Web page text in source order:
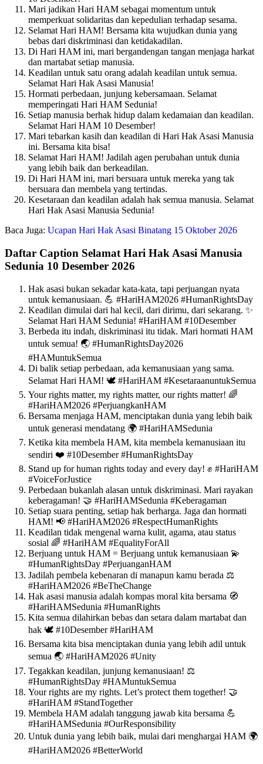
Mari jadikan Hari HAM sebagai momentum untuk
memperkuat solidaritas dan kepedulian terhadap sesama.
Selamat Hari HAM! Bersama kita wujudkan dunia yang
bebas dari diskriminasi dan ketidakadilan.
Di Hari HAM ini, mari bergandengan tangan menjaga harkat
dan martabat setiap manusia.
Keadilan untuk satu orang adalah keadilan untuk semua.
Selamat Hari Hak Asasi Manusia!
Hormati perbedaan, junjung kebersamaan. Selamat
memperingati Hari HAM Sedunia!
Setiap manusia berhak hidup dalam kedamaian dan keadilan.
Selamat Hari HAM 10 Desember!
Mari tebarkan kasih dan keadilan di Hari Hak Asasi Manusia
ini. Bersama kita bisa!
Selamat Hari HAM! Jadilah agen perubahan untuk dunia
yang lebih baik dan berkeadilan.
Di Hari HAM ini, mari bersuara untuk mereka yang tak
bersuara dan membela yang tertindas.
Kesetaraan dan keadilan adalah hak semua manusia. Selamat
Hari Hak Asasi Manusia Sedunia!
Baca Juga: Ucapan Hari Hak Asasi Binatang 15 Oktober 2026
Daftar Caption Selamat Hari Hak Asasi Manusia
Sedunia 10 Desember 2026
Hak asasi bukan sekadar kata-kata, tapi perjuangan nyata
untuk kemanusiaan. 💪 #HariHAM2026 #HumanRightsDay
Keadilan dimulai dari hal kecil, dari dirimu, dari sekarang. ✨
Selamat Hari HAM Sedunia! #HariHAM #10Desember
Berbeda itu indah, diskriminasi itu tidak. Mari hormati HAM
untuk semua! 🌏 #HumanRightsDay2026
#HAMuntukSemua
Di balik setiap perbedaan, ada kemanusiaan yang sama.
Selamat Hari HAM! 🕊️ #HariHAM #KesetaraanuntukSemua
Your rights matter, my rights matter, our rights matter! 🌈
#HariHAM2026 #PerjuangkanHAM
Bersama menjaga HAM, menciptakan dunia yang lebih baik
untuk generasi mendatang 🌍 #HariHAMSedunia
Ketika kita membela HAM, kita membela kemanusiaan itu
sendiri ❤️ #10Desember #HumanRightsDay
Stand up for human rights today and every day! ✊ #HariHAM
#VoiceForJustice
Perbedaan bukanlah alasan untuk diskriminasi. Mari rayakan
keberagaman! 🤝 #HariHAMSedunia #Keberagaman
Setiap suara penting, setiap hak berharga. Jaga dan hormati
HAM! 📢 #HariHAM2026 #RespectHumanRights
Keadilan tidak mengenal warna kulit, agama, atau status
sosial 🌈 #HariHAM #EqualityForAll
Berjuang untuk HAM = Berjuang untuk kemanusiaan 💫
#HumanRightsDay #PerjuanganHAM
Jadilah pembela kebenaran di manapun kamu berada ⚖️
#HariHAM2026 #BeTheChange
Hak asasi manusia adalah kompas moral kita bersama 🧭
#HariHAMSedunia #HumanRights
Kita semua dilahirkan bebas dan setara dalam martabat dan
hak 🕊️ #10Desember #HariHAM
Bersama kita bisa menciptakan dunia yang lebih adil untuk
semua 🌏 #HariHAM2026 #Unity
Tegakkan keadilan, junjung kemanusiaan! ⚖️
#HumanRightsDay #HAMuntukSemua
Your rights are my rights. Let’s protect them together! 🤝
#HariHAM #StandTogether
Membela HAM adalah tanggung jawab kita bersama 💪
#HariHAMSedunia #OurResponsibility
Untuk dunia yang lebih baik, mulai dari menghargai HAM 🌍
#HariHAM2026 #BetterWorld